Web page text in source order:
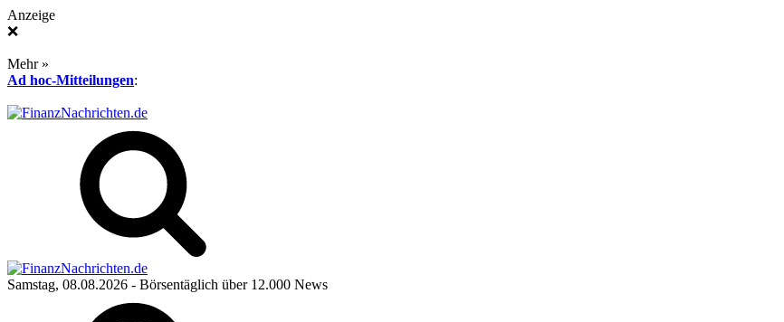
Anzeige
❌
Mehr »
Ad hoc-Mitteilungen:
Samstag, 08.08.2026 - Börsentäglich über 12.000 News